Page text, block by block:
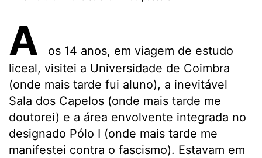
A
os 14 anos, em viagem de estudo
liceal, visitei a Universidade de Coimbra
(onde mais tarde fui aluno), a inevitável
Sala dos Capelos (onde mais tarde me
doutorei) e a área envolvente integrada no
designado Pólo I (onde mais tarde me
manifestei contra o fascismo). Estavam em